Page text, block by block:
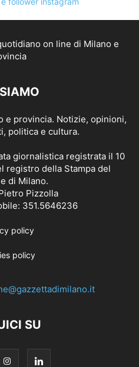
e provincia. Notizie, opinioni,
politica e cultura.
giornalistica registrata il 10
registro della Stampa del
di Milano.
Pizzolla
351.5646236
policy
policy
SU